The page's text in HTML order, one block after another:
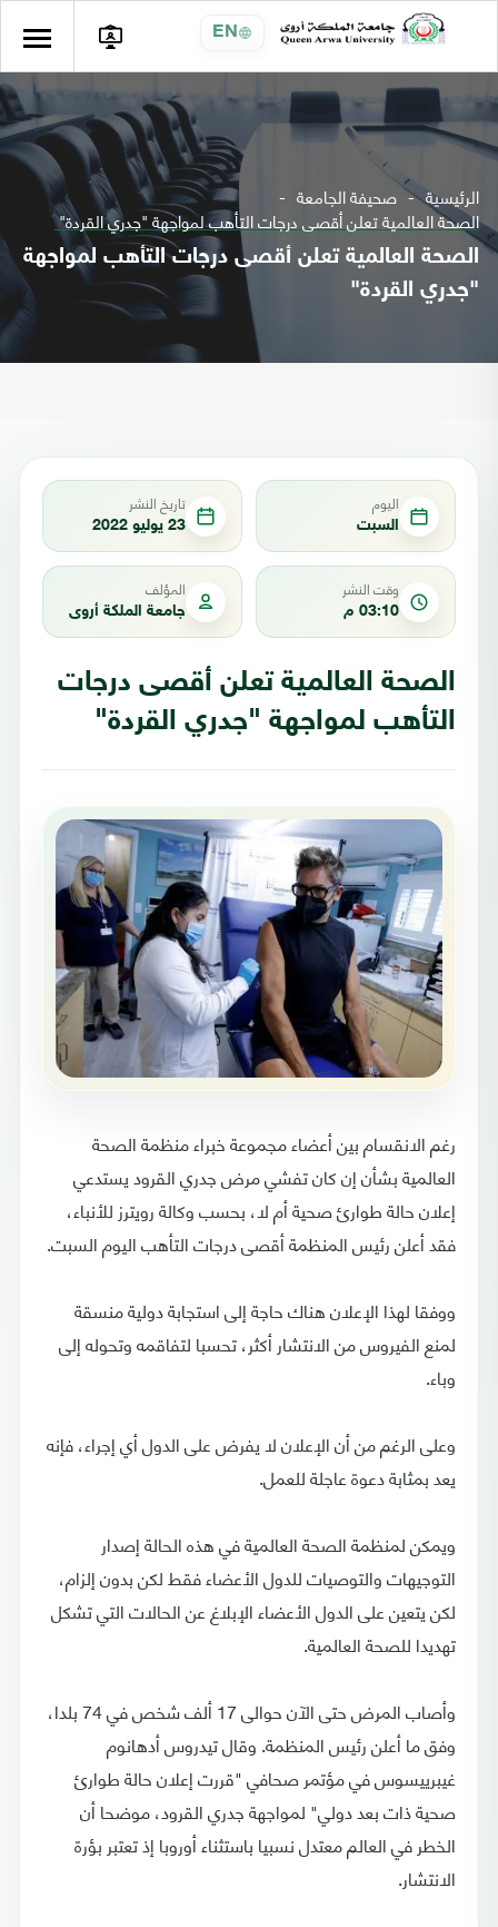
EN
الرئيسية صحيفة الجامعة
الصحة العالمية تعلن أقصى درجات التأهب لمواجهة "جدري القردة"
الصحة العالمية تعلن أقصى درجات التأهب لمواجهة
"جدري القردة"
اليوم
السبت
تاريخ النشر
23 يوليو 2022
وقت النشر
03:10 م
المؤلف
جامعة الملكة أروى
الصحة العالمية تعلن أقصى درجات
التأهب لمواجهة "جدري القردة"
رغم الانقسام بين أعضاء مجموعة خبراء منظمة الصحة
العالمية بشأن إن كان تفشي مرض جدري القرود يستدعي
إعلان حالة طوارئ صحية أم لا، بحسب وكالة رويترز للأنباء،
فقد أعلن رئيس المنظمة أقصى درجات التأهب اليوم السبت.
ووفقا لهذا الإعلان هناك حاجة إلى استجابة دولية منسقة
لمنع الفيروس من الانتشار أكثر، تحسبا لتفاقمه وتحوله إلى
وباء.
وعلى الرغم من أن الإعلان لا يفرض على الدول أي إجراء، فإنه
يعد بمثابة دعوة عاجلة للعمل.
ويمكن لمنظمة الصحة العالمية في هذه الحالة إصدار
التوجيهات والتوصيات للدول الأعضاء فقط لكن بدون إلزام،
لكن يتعين على الدول الأعضاء الإبلاغ عن الحالات التي تشكل
تهديدا للصحة العالمية.
وأصاب المرض حتى الآن حوالى 17 ألف شخص في 74 بلدا،
وفق ما أعلن رئيس المنظمة. وقال تيدروس أدهانوم
غيبرييسوس في مؤتمر صحافي "قررت إعلان حالة طوارئ
صحية ذات بعد دولي" لمواجهة جدري القرود، موضحا أن
الخطر في العالم معتدل نسبيا باستثناء أوروبا إذ تعتبر بؤرة
الانتشار.